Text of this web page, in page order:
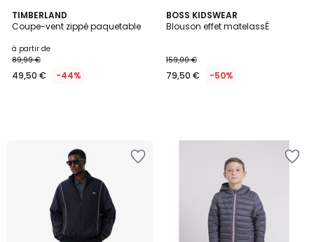
TIMBERLAND
Coupe-vent zippé paquetable
à partir de
89,99 €
49,50 € -44%
BOSS KIDSWEAR
Blouson effet matelassÉ
159,00 €
79,50 € -50%